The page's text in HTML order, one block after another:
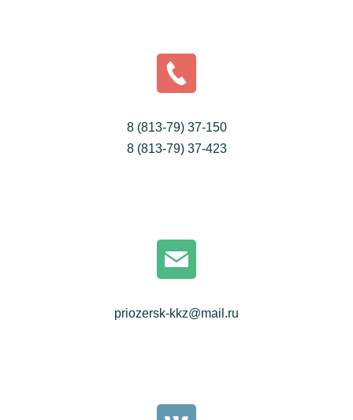
8 (813-79) 37-150
8 (813-79) 37-423
priozersk-kkz@mail.ru